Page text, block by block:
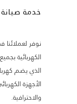
خدمة صيانة
نوفر
الكهربائية
الذي يضم
الأجهزة
والاحترافية.